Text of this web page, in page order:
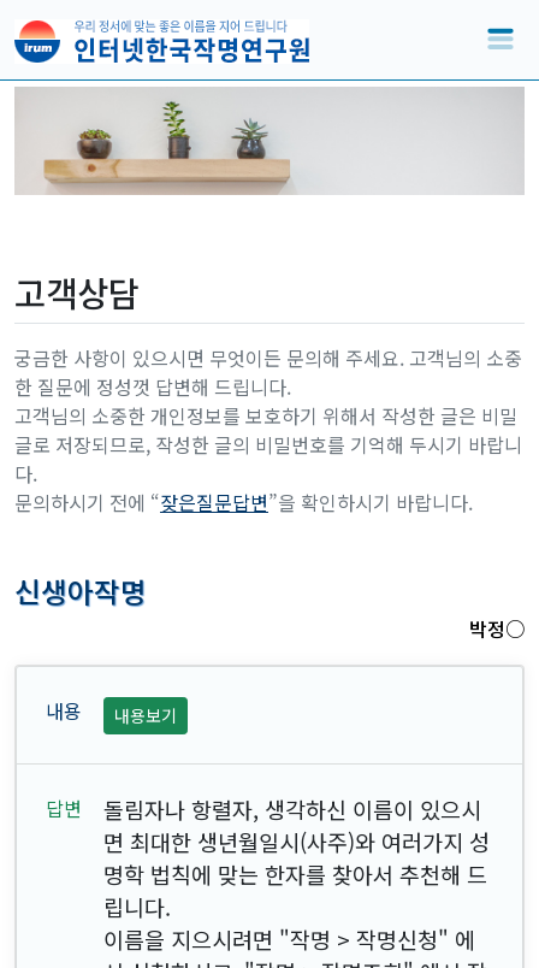
고객상담
궁금한 사항이 있으시면 무엇이든 문의해 주세요. 고객님의 소중
한 질문에 정성껏 답변해 드립니다.
고객님의 소중한 개인정보를 보호하기 위해서 작성한 글은 비밀
글로 저장되므로, 작성한 글의 비밀번호를 기억해 두시기 바랍니
다.
문의하시기 전에 “잦은질문답변”을 확인하시기 바랍니다.
신생아작명
박정○
내용보기
돌림자나 항렬자, 생각하신 이름이 있으시
면 최대한 생년월일시(사주)와 여러가지 성
명학 법칙에 맞는 한자를 찾아서 추천해 드
립니다.
이름을 지으시려면 "작명 > 작명신청" 에